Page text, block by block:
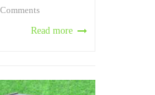
Read more